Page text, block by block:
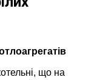
що на